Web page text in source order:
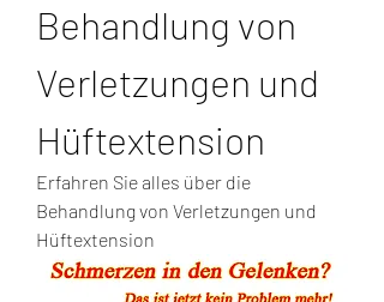
Behandlung von
Verletzungen und
Hüftextension
Erfahren Sie alles über die
Behandlung von Verletzungen und
Hüftextension